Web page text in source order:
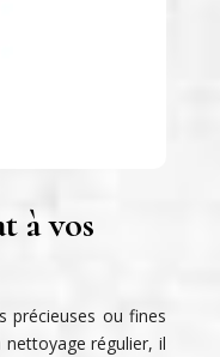
à vos
précieuses ou fines
régulier, il